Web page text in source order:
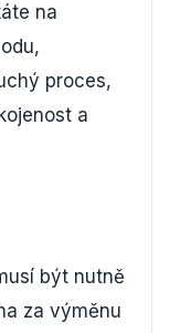
na
proces,
a
být nutně
za výměnu